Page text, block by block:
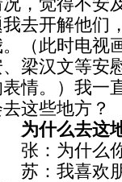
，觉得不安
我去开解他们
（此时电视
梁汉文等安
表情。）我一
这些地方？
什么去这
：为什么你
：我喜欢朋